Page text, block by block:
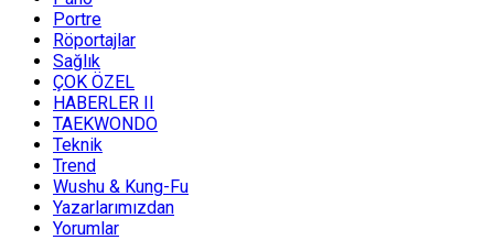
Portre
Röportajlar
Sağlık
ÇOK ÖZEL
HABERLER II
TAEKWONDO
Teknik
Trend
Wushu & Kung-Fu
Yazarlarımızdan
Yorumlar